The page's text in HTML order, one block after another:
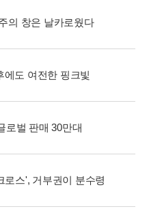
의 창은 날카로웠다
에도 여전한 핑크빛
로벌 판매 30만대
로스', 거부권이 분수령